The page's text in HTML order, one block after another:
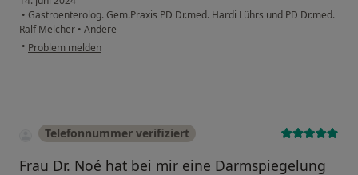
• Gastroenterolog. Gem.Praxis PD Dr.med. Hardi Lührs und PD Dr.med.
Ralf Melcher • Andere
• Problem melden
Telefonnummer verifiziert
Frau Dr. Noé hat bei mir eine Darmspiegelung